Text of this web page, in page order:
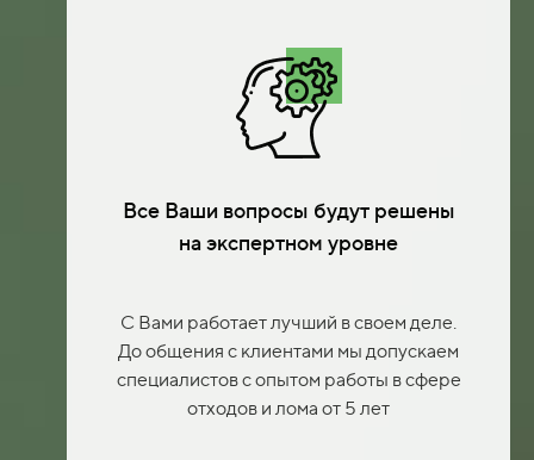
Все Ваши вопросы будут решены
на экспертном уровне
С Вами работает лучший в своем деле.
До общения с клиентами мы допускаем
специалистов с опытом работы в сфере
отходов и лома от 5 лет